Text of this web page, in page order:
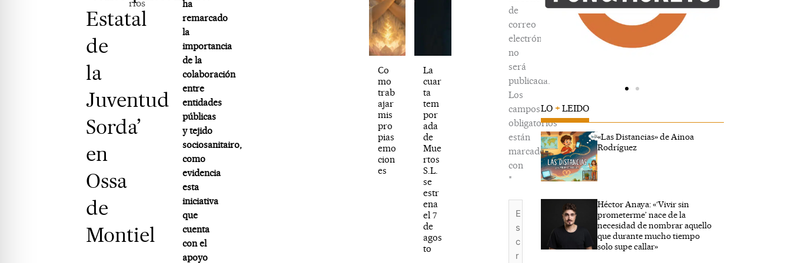
Estatal
de
la
Juventud
Sorda’
en
Ossa
de
Montiel
rios
ha
remarcado
la
importancia
de la
colaboración
entre
entidades
públicas
y tejido
sociosanitairo,
como
evidencia
esta
iniciativa
que
cuenta
con el
apoyo
Co
mo
trab
ajar
mis
pro
pias
emo
cion
es
La
cuar
ta
tem
por
ada
de
Mue
rtos
S.L.
se
estr
ena
el 7
de
agos
to
de
correo
electrónico
no
será
publicada.
Los
campos
obligatorios
están
marcados
con
*
aquí...
LO +LEIDO
«Las Distancias» de Ainoa
Rodríguez
Héctor Anaya: «‘Vivir sin
prometerme’ nace de la
necesidad de nombrar aquello
que durante mucho tiempo
solo supe callar»